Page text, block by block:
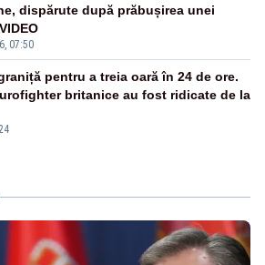
07:50
dispărute după prăbușirea unei
pentru a treia oară în 24 de ore.
britanice au fost ridicate de la